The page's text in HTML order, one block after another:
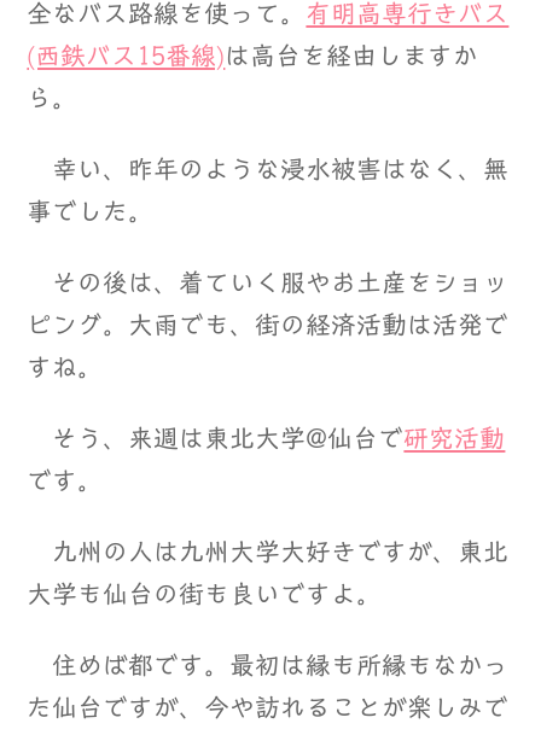
全なバス路線を使って。 有明高専行きバス
(西鉄バス15番線) は高台を経由しますか
ら。
幸い、昨年のような浸水被害はなく、無
事でした。
その後は、着ていく服やお土産をショッ
ピング。大雨でも、街の経済活動は活発で
すね。
そう、来週は東北大学@仙台で研究活動
です。
九州の人は九州大学大好きですが、東北
大学も仙台の街も良いですよ。
住めば都です。最初は縁も所縁もなかっ
た仙台ですが、今や訪れることが楽しみで